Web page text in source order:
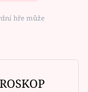
hře může